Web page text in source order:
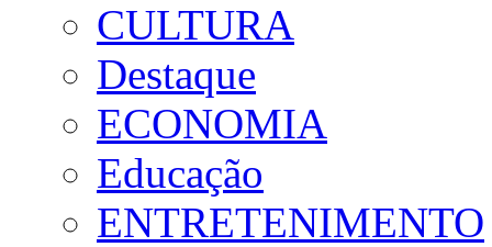
CULTURA
Destaque
ECONOMIA
Educação
ENTRETENIMENTO